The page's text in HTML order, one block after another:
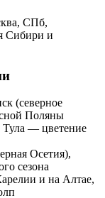
СПб,
Сибири и
(северное
Поляны
Тула — цветение
Осетия),
сезона
и на Алтае,